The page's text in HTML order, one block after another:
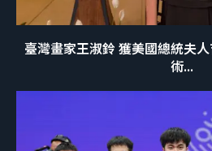
臺灣畫家王淑鈴 獲美國總統夫
術...